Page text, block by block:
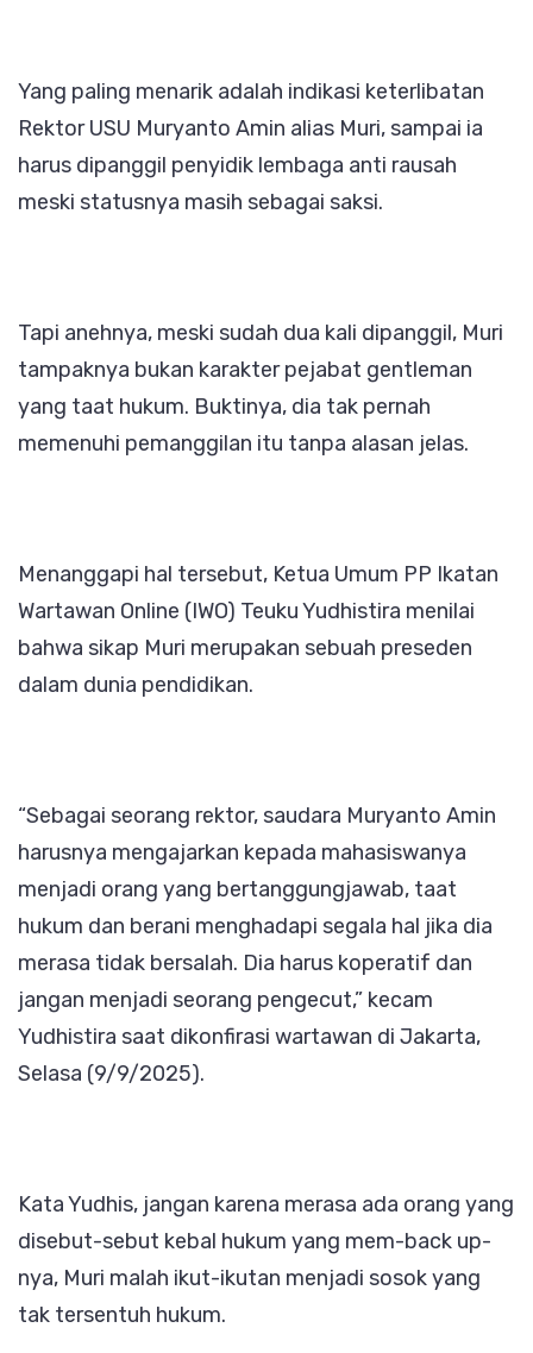
Yang paling menarik adalah indikasi keterlibatan
Rektor USU Muryanto Amin alias Muri, sampai ia
harus dipanggil penyidik lembaga anti rausah
meski statusnya masih sebagai saksi.
Tapi anehnya, meski sudah dua kali dipanggil, Muri
tampaknya bukan karakter pejabat gentleman
yang taat hukum. Buktinya, dia tak pernah
memenuhi pemanggilan itu tanpa alasan jelas.
Menanggapi hal tersebut, Ketua Umum PP Ikatan
Wartawan Online (IWO) Teuku Yudhistira menilai
bahwa sikap Muri merupakan sebuah preseden
dalam dunia pendidikan.
“Sebagai seorang rektor, saudara Muryanto Amin
harusnya mengajarkan kepada mahasiswanya
menjadi orang yang bertanggungjawab, taat
hukum dan berani menghadapi segala hal jika dia
merasa tidak bersalah. Dia harus koperatif dan
jangan menjadi seorang pengecut,” kecam
Yudhistira saat dikonfirasi wartawan di Jakarta,
Selasa (9/9/2025).
Kata Yudhis, jangan karena merasa ada orang yang
disebut-sebut kebal hukum yang mem-back up-
nya, Muri malah ikut-ikutan menjadi sosok yang
tak tersentuh hukum.